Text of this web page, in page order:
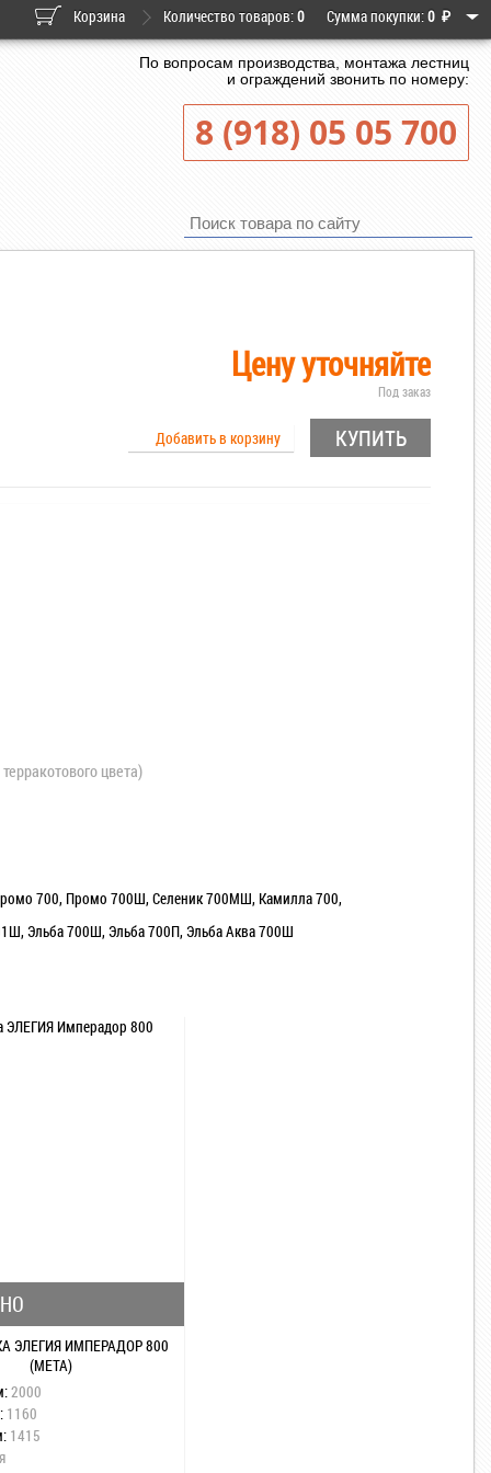
Корзина Количество товаров:0 Сумма покупки:0 ₽
По вопросам производства, монтажа лестниц
и ограждений звонить по номеру:
8 (918) 05 05 700
Цену уточняйте
Под заказ
КУПИТЬ
Добавить в корзину
цвета)
700, Промо 700Ш, Селеник 700МШ, Камилла 700,
Эльба 700Ш, Эльба 700П, Эльба Аква 700Ш
ЭЛЕГИЯ ИМПЕРАДОР 800
(МЕТА)
2000
1160
1415